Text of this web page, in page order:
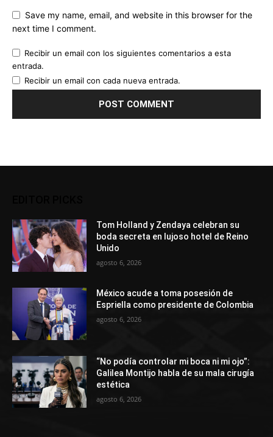
Save my name, email, and website in this browser for the
next time I comment.
Recibir un email con los siguientes comentarios a esta
entrada.
Recibir un email con cada nueva entrada.
Tom Holland y Zendaya celebran su
boda secreta en lujoso hotel de Reino
Unido
agosto 6, 2026
México acude a toma posesión de
Espriella como presidente de Colombia
agosto 6, 2026
“No podía controlar mi boca ni mi ojo”:
Galilea Montijo habla de su mala cirugía
estética
agosto 6, 2026